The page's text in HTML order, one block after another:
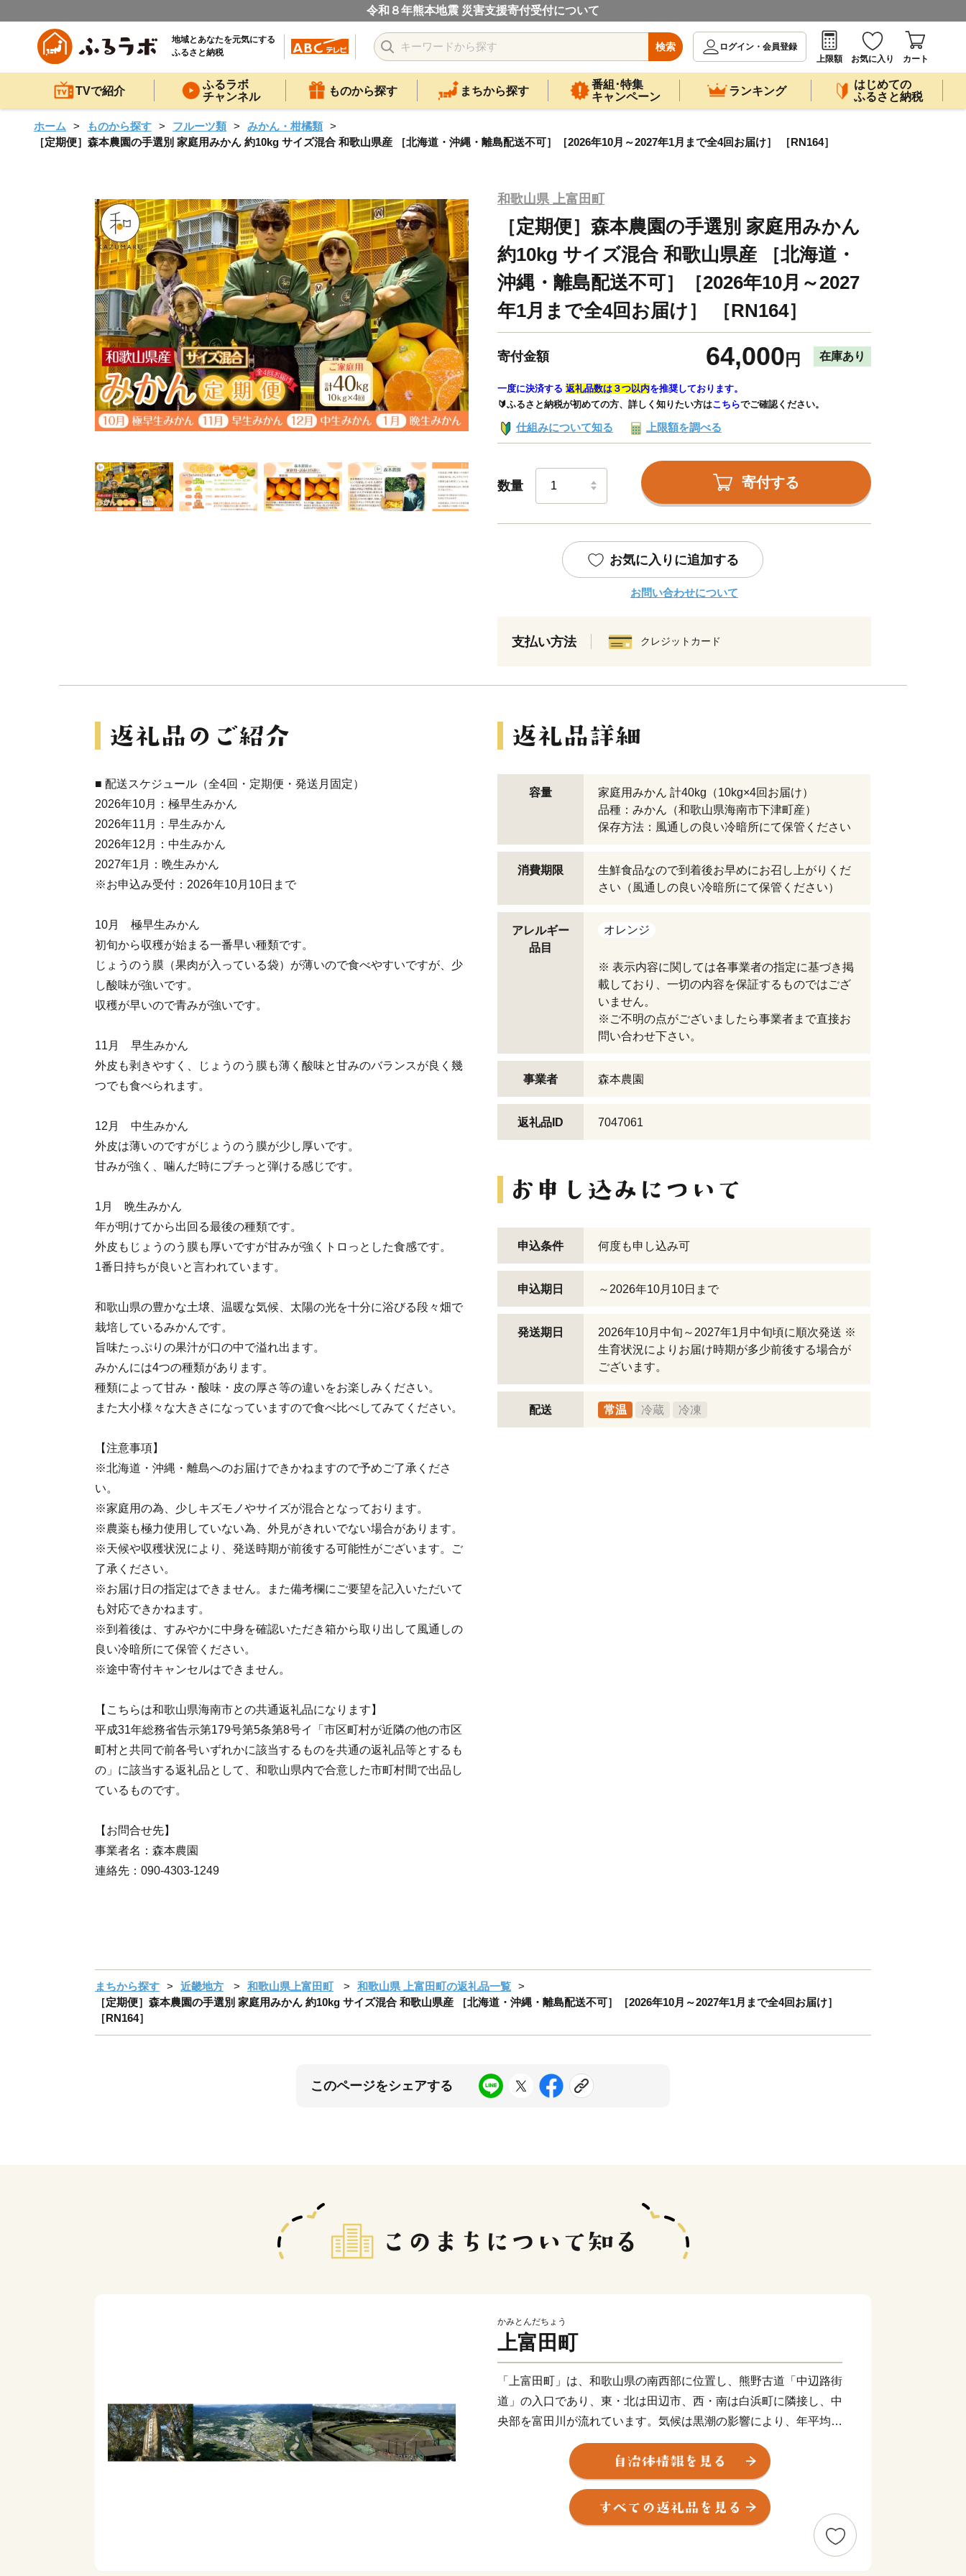
令和８年熊本地震 災害支援寄付受付について
地域とあなたを元気にする
ふるさと納税
検索
ログイン・会員登録
上限額
お気に入り カート
TVで紹介
ふるラボ
チャンネル
ものから探す まちから探す
番組･特集
キャンペーン
ランキング
はじめての
ふるさと納税
ホーム ものから探す フルーツ類
みかん・柑橘類
［定期便］森本農園の手選別 家庭用みかん 約10kg サイズ混合 和歌山県産 ［北海道・沖縄・離島配送不可］［2026年10月～2027年1月まで全4回お届け］ ［RN164］
和歌山県 上富田町
［定期便］森本農園の手選別 家庭用みかん
約10kg サイズ混合 和歌山県産 ［北海道・
沖縄・離島配送不可］［2026年10月～2027
年1月まで全4回お届け］ ［RN164］
寄付金額 64,000 円 在庫あり
一度に決済する 返礼品数は３つ以内を推奨しております。
🔰ふるさと納税が初めての方、詳しく知りたい方はこちらでご確認ください。
仕組みについて知る 上限額を調べる
数量 寄付する
お気に入りに追加する
お問い合わせについて
支払い方法 クレジットカード
■ 配送スケジュール（全4回・定期便・発送月固定）
2026年10月：極早生みかん
2026年11月：早生みかん
2026年12月：中生みかん
2027年1月：晩生みかん
※お申込み受付：2026年10月10日まで
10月 極早生みかん
初旬から収穫が始まる一番早い種類です。
じょうのう膜（果肉が入っている袋）が薄いので食べやすいですが、少
し酸味が強いです。
収穫が早いので青みが強いです。
11月 早生みかん
外皮も剥きやすく、じょうのう膜も薄く酸味と甘みのバランスが良く幾
つでも食べられます。
12月 中生みかん
外皮は薄いのですがじょうのう膜が少し厚いです。
甘みが強く、噛んだ時にプチっと弾ける感じです。
1月 晩生みかん
年が明けてから出回る最後の種類です。
外皮もじょうのう膜も厚いですが甘みが強くトロっとした食感です。
1番日持ちが良いと言われています。
和歌山県の豊かな土壌、温暖な気候、太陽の光を十分に浴びる段々畑で
栽培しているみかんです。
旨味たっぷりの果汁が口の中で溢れ出ます。
みかんには4つの種類があります。
種類によって甘み・酸味・皮の厚さ等の違いをお楽しみください。
また大小様々な大きさになっていますので食べ比べしてみてください。
【注意事項】
※北海道・沖縄・離島へのお届けできかねますので予めご了承くださ
い。
※家庭用の為、少しキズモノやサイズが混合となっております。
※農薬も極力使用していない為、外見がきれいでない場合があります。
※天候や収穫状況により、発送時期が前後する可能性がございます。ご
了承ください。
※お届け日の指定はできません。また備考欄にご要望を記入いただいて
も対応できかねます。
※到着後は、すみやかに中身を確認いただき箱から取り出して風通しの
良い冷暗所にて保管ください。
※途中寄付キャンセルはできません。
【こちらは和歌山県海南市との共通返礼品になります】
平成31年総務省告示第179号第5条第8号イ「市区町村が近隣の他の市区
町村と共同で前各号いずれかに該当するものを共通の返礼品等とするも
の」に該当する返礼品として、和歌山県内で合意した市町村間で出品し
ているものです。
【お問合せ先】
事業者名：森本農園
連絡先：090-4303-1249
容量
家庭用みかん 計40kg（10kg×4回お届け）
品種：みかん（和歌山県海南市下津町産）
保存方法：風通しの良い冷暗所にて保管ください
消費期限
生鮮食品なので到着後お早めにお召し上がりくだ
さい（風通しの良い冷暗所にて保管ください）
アレルギー
品目
オレンジ
※ 表示内容に関しては各事業者の指定に基づき掲
載しており、一切の内容を保証するものではござ
いません。
※ご不明の点がございましたら事業者まで直接お
問い合わせ下さい。
事業者 森本農園
返礼品ID 7047061
申込条件 何度も申し込み可
申込期日 ～2026年10月10日まで
発送期日
2026年10月中旬～2027年1月中旬頃に順次発送 ※
生育状況によりお届け時期が多少前後する場合が
ございます。
配送 常温 冷蔵 冷凍
まちから探す 近畿地方 和歌山県上富田町
和歌山県 上富田町の返礼品一覧
［定期便］森本農園の手選別 家庭用みかん 約10kg サイズ混合 和歌山県産 ［北海道・沖縄・離島配送不可］［2026年10月～2027年1月まで全4回お届け］
［RN164］
このページをシェアする
かみとんだちょう
上富田町
「上富田町」は、和歌山県の南西部に位置し、熊野古道「中辺路街
道」の入口であり、東・北は田辺市、西・南は白浜町に隣接し、中
央部を富田川が流れています。気候は黒潮の影響により、年平均気
温18度と温暖であります。